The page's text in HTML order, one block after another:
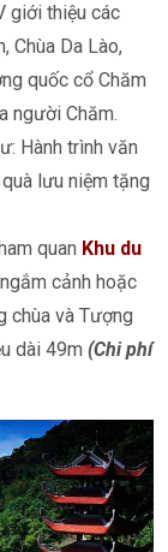
giới thiệu các
Chùa Da Lào,
quốc cổ Chăm
người Chăm.
Hành trình văn
lưu niệm tặng
quan Khu du
cảnh hoặc
chùa và Tượng
dài 49m (Chi phí